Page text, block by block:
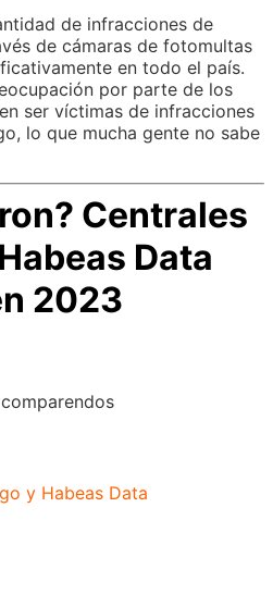
de infracciones de
de cámaras de fotomultas
en todo el país.
por parte de los
ser víctimas de infracciones
lo que mucha gente no sabe
Centrales
Data
2023